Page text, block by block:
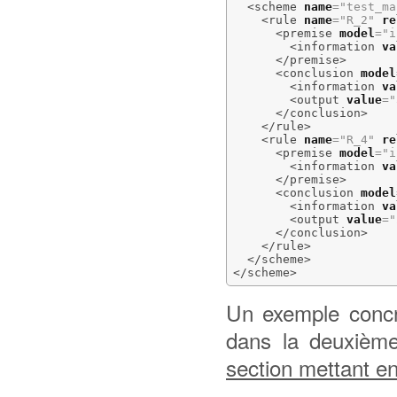
<scheme
name=
<rule
name="R_2"
<premise model=
<information
</premise>
<conclusion model
<information
<output value=
</conclusion>
</rule>
<rule
name="R_4"
<premise model=
<information
</premise>
<conclusion model
<information
<output value=
</conclusion>
</rule>
</scheme>
</scheme>
Un exemple
dans la
section mettant